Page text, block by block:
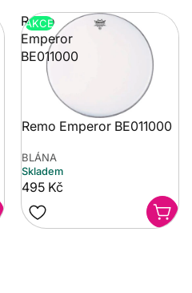
Remo
Emperor
BE011000
AKCE
Remo Emperor BE011000
BLÁNA
Skladem
495 Kč